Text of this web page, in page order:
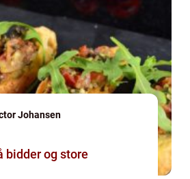
Johansen
bidder og store